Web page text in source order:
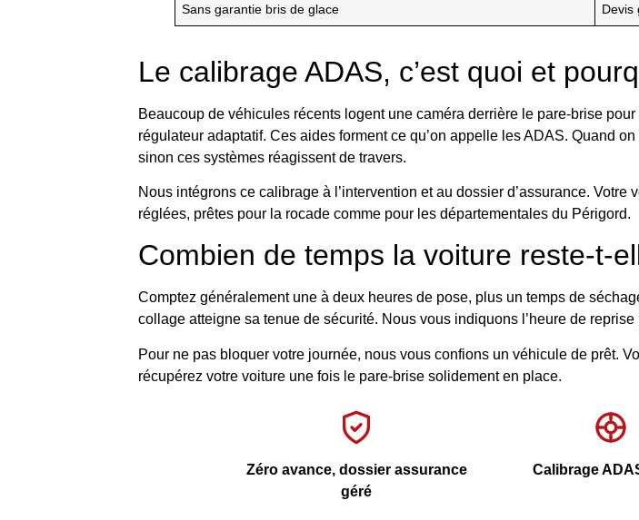
Sans garantie bris de glace Devis
Le calibrage ADAS, c’est quoi et
Beaucoup de véhicules récents logent une caméra derrière le pare-brise
régulateur adaptatif. Ces aides forment ce qu’on appelle les ADAS. Quand
sinon ces systèmes réagissent de travers.
Nous intégrons ce calibrage à l’intervention et au dossier d’assurance.
réglées, prêtes pour la rocade comme pour les départementales du Périgord.
Combien de temps la voiture reste-t-
Comptez généralement une à deux heures de pose, plus un temps de
collage atteigne sa tenue de sécurité. Nous vous indiquons l’heure de
Pour ne pas bloquer votre journée, nous vous confions un véhicule de prêt.
récupérez votre voiture une fois le pare-brise solidement en place.
Zéro avance, dossier assurance
géré
Calibrage